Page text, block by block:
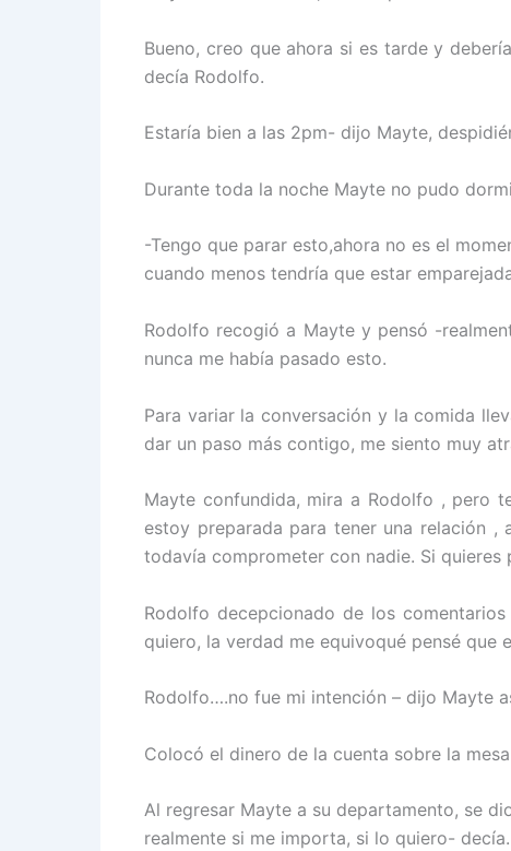
Bueno, creo que ahora si es tarde y
decía Rodolfo.
Estaría bien a las 2pm- dijo Mayte,
Durante toda la noche Mayte no pudo
-Tengo que parar esto,ahora no es el
cuando menos tendría que estar
Rodolfo recogió a Mayte y pensó -
nunca me había pasado esto.
Para variar la conversación y la comida
dar un paso más contigo, me siento muy
Mayte confundida, mira a Rodolfo , pero
estoy preparada para tener una relación
todavía comprometer con nadie. Si
Rodolfo decepcionado de los
quiero, la verdad me equivoqué pensé que
Rodolfo….no fue mi intención – dijo Mayte
Colocó el dinero de la cuenta sobre la
Al regresar Mayte a su departamento, se
realmente si me importa, si lo quiero- decía.